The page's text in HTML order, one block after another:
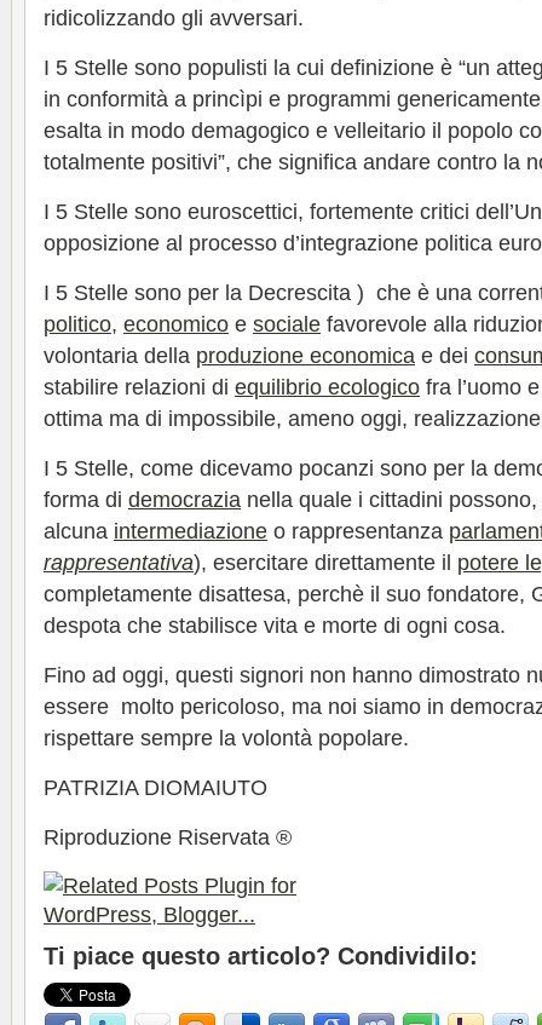
ridicolizzando gli avversari.
I 5 Stelle sono populisti la cui definizione è “un
in conformità a princìpi e programmi
esalta in modo demagogico e velleitario il popolo
totalmente positivi”, che significa andare contro la
I 5 Stelle sono euroscettici, fortemente critici
opposizione al processo d’integrazione politica
I 5 Stelle sono per la Decrescita ) che è una
politico, economico e sociale favorevole alla
volontaria della produzione economica e dei
stabilire relazioni di equilibrio ecologico fra l’uomo
ottima ma di impossibile, ameno oggi,
I 5 Stelle, come dicevamo pocanzi sono per la
forma di democrazia nella quale i cittadini
alcuna intermediazione o rappresentanza
rappresentativa), esercitare direttamente il potere
completamente disattesa, perchè il suo fondatore,
despota che stabilisce vita e morte di ogni cosa.
Fino ad oggi, questi signori non hanno dimostrato
essere molto pericoloso, ma noi siamo in
rispettare sempre la volontà popolare.
PATRIZIA DIOMAIUTO
Riproduzione Riservata ®
Ti piace questo articolo? Condividilo: